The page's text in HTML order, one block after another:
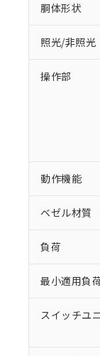
胴体形状
照光/非照光
操作部
動作機能
ベゼル材質
負荷
最小適用負
スイッチユ